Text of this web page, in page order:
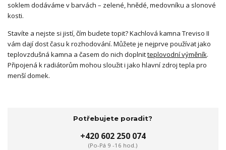
soklem dodáváme v barvách – zelené, hnědé, medovníku a slonové
kosti.
Stavíte a nejste si jistí, čím budete topit? Kachlová kamna Treviso II
vám dají dost času k rozhodování. Můžete je nejprve používat jako
teplovzdušná kamna a časem do nich doplnitteplovodní výměník.
Připojená k radiátorům mohou sloužit i jako hlavní zdroj tepla pro
menší domek.
Potřebujete poradit?
+420 602 250 074
(Po-Pá 9 -16 hod.)